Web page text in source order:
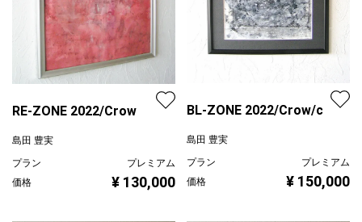
RE-ZONE 2022/Crow
島田 豊実
プラン
プレミアム
価格
¥ 130,000
BL-ZONE 2022/Crow/c
島田 豊実
プラン
プレミアム
価格
¥ 150,000